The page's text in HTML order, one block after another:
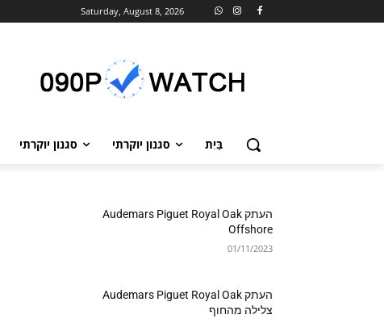
Saturday, August 8, 2026
בַּיִת סגנון יוקרתי סגנון יוקרתי
העתק Audemars Piguet Royal Oak
Offshore
01/11/2023
העתק Audemars Piguet Royal Oak
צלילה מהחוף